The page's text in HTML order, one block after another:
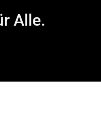
Alle.